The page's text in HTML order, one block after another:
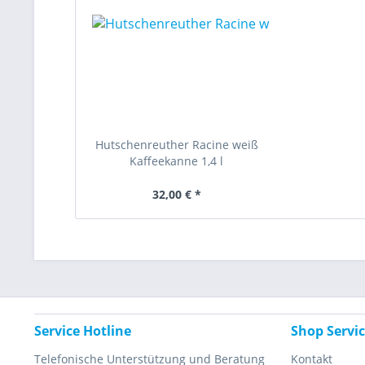
Hutschenreuther Racine weiß
Kaffeekanne 1,4 l
32,00 € *
Service Hotline
Telefonische Unterstützung und Beratung
Shop
Kontakt